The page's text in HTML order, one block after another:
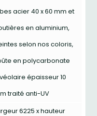
acier 40 x 60 mm et
en aluminium,
selon nos coloris,
en polycarbonate
épaisseur 10
traité anti-UV
6225 x hauteur